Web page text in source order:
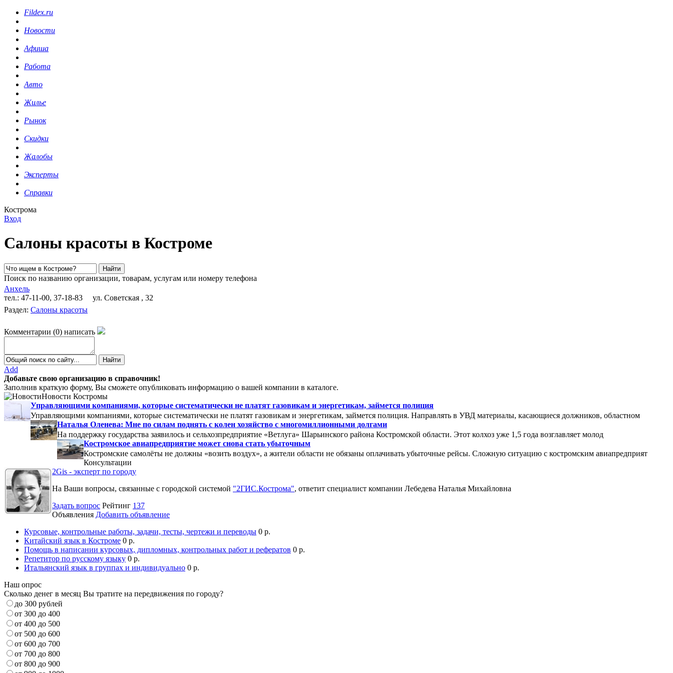
Fildex.ru
Новости
Афиша
Работа
Авто
Жилье
Рынок
Скидки
Жалобы
Эксперты
Справки
Кострома
Вход
Салоны красоты в Костроме
Поиск по названию организации, товарам, услугам или номеру телефона
Анхель
тел.: 47-11-00, 37-18-83
ул. Советская , 32
Раздел: Салоны красоты
Комментарии (0) написать
Add
Добавьте свою организацию в справочник!
Заполнив краткую форму, Вы сможете опубликовать информацию о вашей компании в каталоге.
Новости Костромы
Управляющими компаниями, которые систематически не платят газовикам и энергетикам, займется полиция
Управляющими компаниями, которые систематически не платят газовикам и энергетикам, займется полиция. Направлять в УВД материалы, касающиеся должников, областном
Наталья Оленева: Мне по силам поднять с колен хозяйство с многомиллионными долгами
На поддержку государства заявилось и сельхозпредприятие «Ветлуга» Шарьинского района Костромской области. Этот колхоз уже 1,5 года возглавляет молод
Костромское авиапредприятие может снова стать убыточным
Костромские самолёты не должны «возить воздух», а жители области не обязаны оплачивать убыточные рейсы. Сложную ситуацию с костромским авиапредприят
Консультации
2Gis - эксперт по городу
На Ваши вопросы, связанные с городской системой "2ГИС.Кострома", ответит специалист компании Лебедева Наталья Михайловна
Задать вопрос Рейтинг 137
Объявления Добавить объявление
Курсовые, контрольные работы, задачи, тесты, чертежи и переводы 0 р.
Китайский язык в Костроме 0 р.
Помощь в написании курсовых, дипломных, контрольных работ и рефератов 0 р.
Репетитор по русскому языку 0 р.
Итальянский язык в группах и индивидуально 0 р.
Наш опрос
Сколько денег в месяц Вы тратите на передвижения по городу?
до 300 рублей
от 300 до 400
от 400 до 500
от 500 до 600
от 600 до 700
от 700 до 800
от 800 до 900